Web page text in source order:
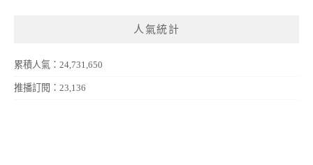
人氣統計
累積人氣：24,731,650
推播訂閱：23,136